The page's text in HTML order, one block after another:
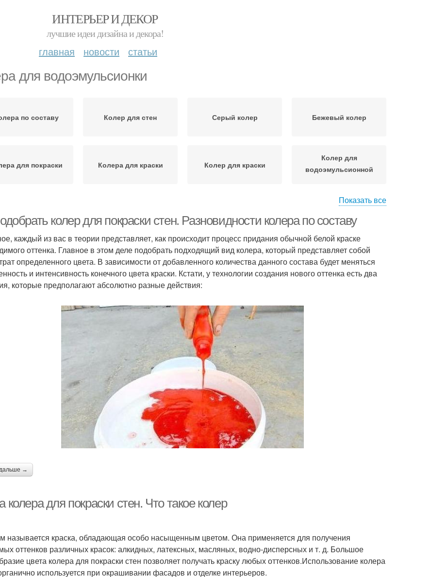
ИНТЕРЬЕР И ДЕКОР
лучшие идеи дизайна и декора!
главная новости статьи
для водоэмульсионки
по составу Колер для стен Серый колер Бежевый колер
для покраски Колера для краски Колер для краски
Колер для
водоэмульсионной
Показать все
колер для покраски стен. Разновидности колера по составу
каждый из вас в теории представляет, как происходит процесс придания обычной белой краске
оттенка. Главное в этом деле подобрать подходящий вид колера, который представляет собой
определенного цвета. В зависимости от добавленного количества данного состава будет меняться
и интенсивность конечного цвета краски. Кстати, у технологии создания нового оттенка есть два
которые предполагают абсолютно разные действия:
→
колера для покраски стен. Что такое колер
называется краска, обладающая особо насыщенным цветом. Она применяется для получения
оттенков различных красок: алкидных, латексных, масляных, водно-дисперсных и т. д. Большое
цвета колера для покраски стен позволяет получать краску любых оттенков.Использование колера
используется при окрашивании фасадов и отделке интерьеров.